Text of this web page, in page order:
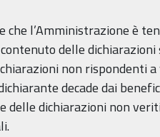
che l’Amministrazione è
delle
non rispondenti
decade dai
delle dichiarazioni non